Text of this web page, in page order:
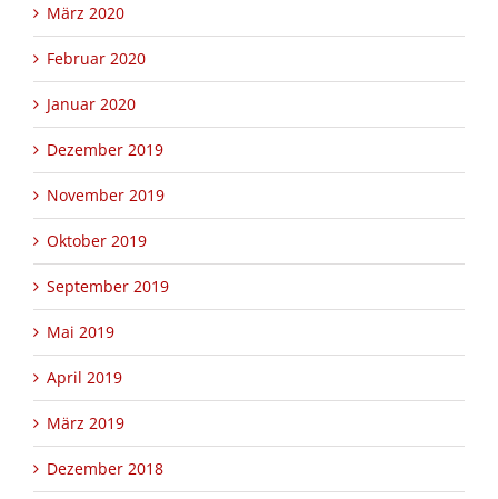
März 2020
Februar 2020
Januar 2020
Dezember 2019
November 2019
Oktober 2019
September 2019
Mai 2019
April 2019
März 2019
Dezember 2018